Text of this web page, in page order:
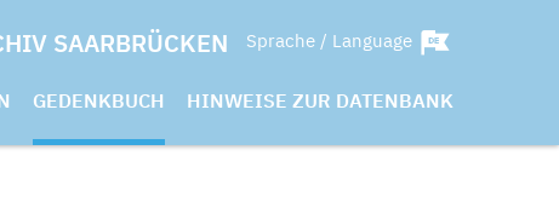
SAARBRÜCKEN Sprache / Language
GEDENKBUCH HINWEISE ZUR DATENBANK